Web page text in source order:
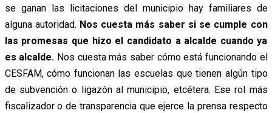
se ganan las licitaciones del municipio hay familiares de
alguna autoridad. Nos cuesta más saber si se cumple con
las promesas que hizo el candidato a alcalde cuando ya
es alcalde. Nos cuesta más saber cómo está funcionando el
CESFAM, cómo funcionan las escuelas que tienen algún tipo
de subvención o ligazón al municipio, etcétera. Ese rol más
fiscalizador o de transparencia que ejerce la prensa respecto